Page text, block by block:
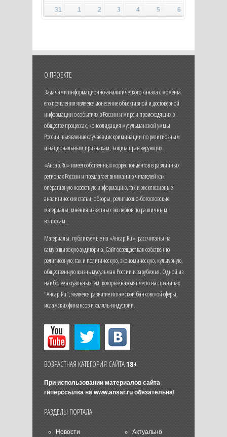
31
1 2 3 4 5 6
О ПРОЕКТЕ
Задачами информационно-аналитического канала с момента
его появления является донесение объективной и достоверной
информации о событиях в России и мире и происходящих в
обществе процессах, консолидация мусульманской уммы
России, выявление случаев дискриминации по религиозным
и национальным признакам, защита прав верующих.
«Ансар.Ru» имеет собственных корреспондентов в различных
регионах России и предлагает вниманию читателей как
оперативную новостную информацию, так и эксклюзивные
аналитические статьи, обзоры, религиозно-богословские
материалы, мнения известных экспертов по различным
вопросам.
Материалы, публикуемые на «Ансар.Ru», рассчитаны на
самую широкую аудиторию. Сайт освещает как собственно
религиозную, так и политическую, экономическую, культурную,
общественную жизнь мусульман России и зарубежья. Одной из
наиболее актуальных тем, которые находят место на страницах
"Ансар.Ru", является развитие исламской банковской сферы,
исламских финансов и халяль-индустрии.
ВОЗРАСТНАЯ КАТЕГОРИЯ САЙТА18+
При использовании материалов сайта
гиперссылка на www.ansar.ruобязательна!
РАЗДЕЛЫ ПОРТАЛА
Новости Актуально